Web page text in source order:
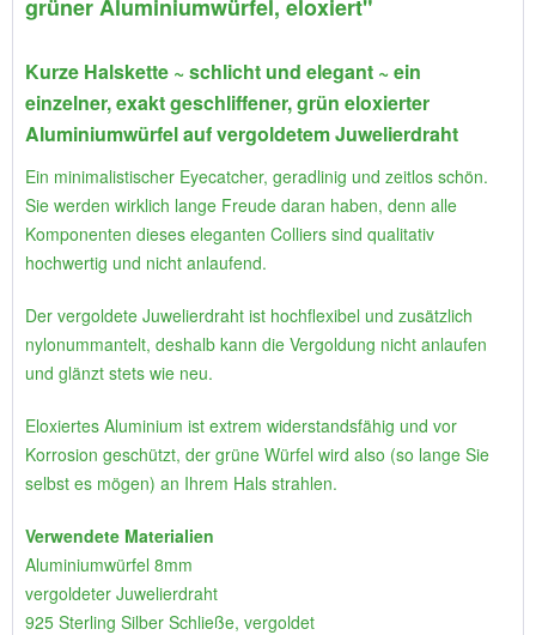
grüner Aluminiumwürfel, eloxiert"
Kurze Halskette ~ schlicht und elegant ~ ein
einzelner, exakt geschliffener, grün eloxierter
Aluminiumwürfel auf vergoldetem Juwelierdraht
Ein minimalistischer Eyecatcher, geradlinig und zeitlos schön.
Sie werden wirklich lange Freude daran haben, denn alle
Komponenten dieses eleganten Colliers sind qualitativ
hochwertig und nicht anlaufend.
Der vergoldete Juwelierdraht ist hochflexibel und zusätzlich
nylonummantelt, deshalb kann die Vergoldung nicht anlaufen
und glänzt stets wie neu.
Eloxiertes Aluminium ist extrem widerstandsfähig und vor
Korrosion geschützt, der grüne Würfel wird also (so lange Sie
selbst es mögen) an Ihrem Hals strahlen.
Verwendete Materialien
Aluminiumwürfel 8mm
vergoldeter Juwelierdraht
925 Sterling Silber Schließe, vergoldet